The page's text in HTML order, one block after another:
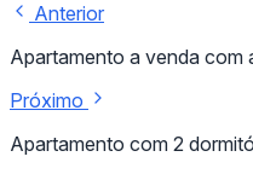
Anterior
Apartamento a venda com
Próximo
Apartamento com 2